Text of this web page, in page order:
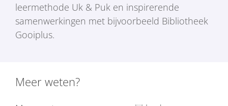
leermethode Uk & Puk en inspirerende
samenwerkingen met bijvoorbeeld Bibliotheek
Gooiplus.
Meer weten?